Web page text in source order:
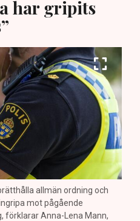
har gripits
allmän ordning och
mot pågående
förklarar Anna-Lena Mann,